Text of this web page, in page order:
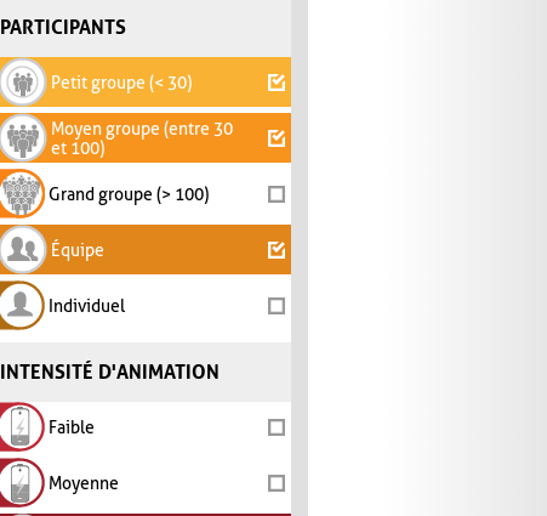
PARTICIPANTS
Petit groupe (< 30)
Moyen groupe (entre 30
et 100)
Grand groupe (> 100)
Équipe
Individuel
INTENSITÉ D'ANIMATION
Faible
Moyenne